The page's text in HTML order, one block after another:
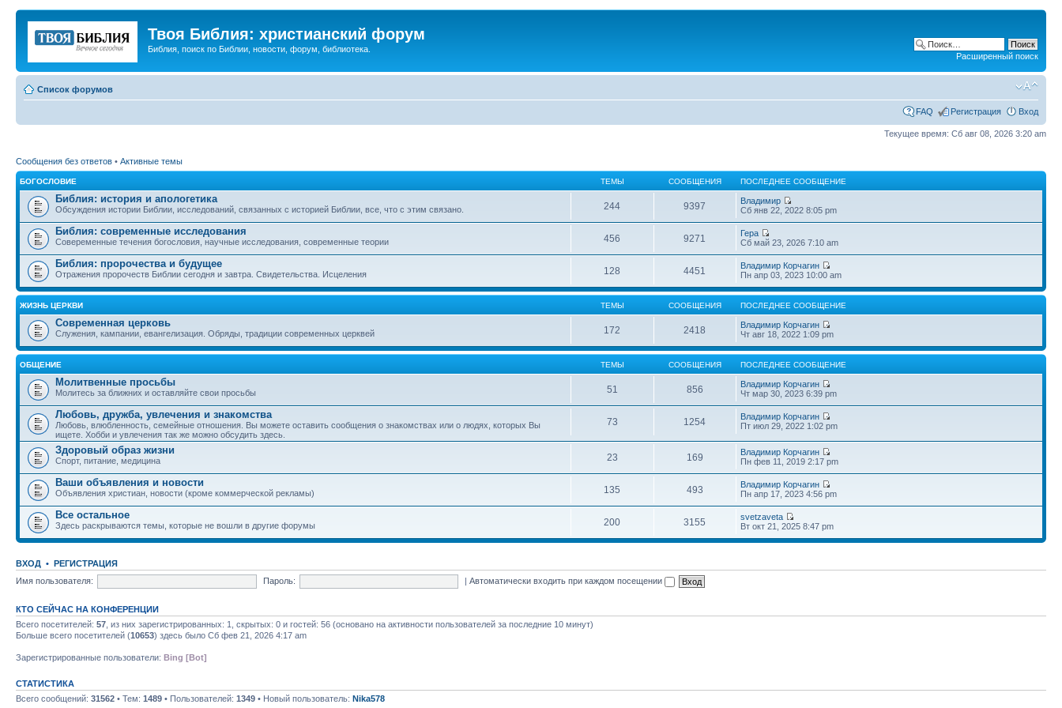
Твоя Библия: христианский форум
Библия, поиск по Библии, новости, форум, библиотека.
Расширенный поиск
Список форумов
FAQ Регистрация Вход
Текущее время: Сб авг 08, 2026 3:20 am
Сообщения без ответов • Активные темы
БОГОСЛОВИЕ ТЕМЫ СООБЩЕНИЯ ПОСЛЕДНЕЕ СООБЩЕНИЕ
Библия: история и апологетика
Обсуждения истории Библии, исследований, связанных с историей Библии, все, что с этим связано. 244 9397
Владимир
Сб янв 22, 2022 8:05 pm
Библия: современные исследования
Совеременные течения богословия, научные исследования, современные теории 456 9271
Гера
Сб май 23, 2026 7:10 am
Библия: пророчества и будущее
Отражения пророчеств Библии сегодня и завтра. Свидетельства. Исцеления 128 4451
Владимир Корчагин
Пн апр 03, 2023 10:00 am
ЖИЗНЬ ЦЕРКВИ ТЕМЫ СООБЩЕНИЯ ПОСЛЕДНЕЕ СООБЩЕНИЕ
Современная церковь
Служения, кампании, евангелизация. Обряды, традиции современных церквей 172 2418
Владимир Корчагин
Чт авг 18, 2022 1:09 pm
ОБЩЕНИЕ ТЕМЫ СООБЩЕНИЯ ПОСЛЕДНЕЕ СООБЩЕНИЕ
Молитвенные просьбы
Молитесь за ближних и оставляйте свои просьбы 51 856
Владимир Корчагин
Чт мар 30, 2023 6:39 pm
Любовь, дружба, увлечения и знакомства
Любовь, влюбленность, семейные отношения. Вы можете оставить сообщения о знакомствах или о людях, которых Вы
ищете. Хобби и увлечения так же можно обсудить здесь.
73 1254
Владимир Корчагин
Пт июл 29, 2022 1:02 pm
Здоровый образ жизни
Спорт, питание, медицина 23 169
Владимир Корчагин
Пн фев 11, 2019 2:17 pm
Ваши объявления и новости
Объявления христиан, новости (кроме коммерческой рекламы) 135 493
Владимир Корчагин
Пн апр 17, 2023 4:56 pm
Все остальное
Здесь раскрываются темы, которые не вошли в другие форумы 200 3155
svetzaveta
Вт окт 21, 2025 8:47 pm
ВХОД • РЕГИСТРАЦИЯ
Имя пользователя:
Пароль: |Автоматически входить при каждом посещении
КТО СЕЙЧАС НА КОНФЕРЕНЦИИ
Всего посетителей: 57 , из них зарегистрированных: 1, скрытых: 0 и гостей: 56 (основано на активности пользователей за последние 10 минут)
Больше всего посетителей (10653) здесь было Сб фев 21, 2026 4:17 am
Зарегистрированные пользователи: Bing [Bot]
СТАТИСТИКА
Всего сообщений: 31562 • Тем: 1489 • Пользователей: 1349 • Новый пользователь: Nika578